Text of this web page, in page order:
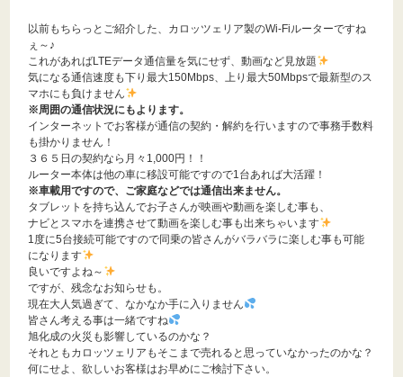
以前もちらっとご紹介した、カロッツェリア製のWi-Fiルーターですね
ぇ～♪
これがあればLTEデータ通信量を気にせず、動画など見放題
気になる通信速度も下り最大150Mbps、上り最大50Mbpsで最新型のス
マホにも負けません
※周囲の通信状況にもよります。
インターネットでお客様が通信の契約・解約を行いますので事務手数料
も掛かりません！
３６５日の契約なら月々1,000円！！
ルーター本体は他の車に移設可能ですので1台あれば大活躍！
※車載用ですので、ご家庭などでは通信出来ません。
タブレットを持ち込んでお子さんが映画や動画を楽しむ事も、
ナビとスマホを連携させて動画を楽しむ事も出来ちゃいます
1度に5台接続可能ですので同乗の皆さんがバラバラに楽しむ事も可能
になります
良いですよね～
ですが、残念なお知らせも。
現在大人気過ぎて、なかなか手に入りません
皆さん考える事は一緒ですね
旭化成の火災も影響しているのかな？
それともカロッツェリアもそこまで売れると思っていなかったのかな？
何にせよ、欲しいお客様はお早めにご検討下さい。